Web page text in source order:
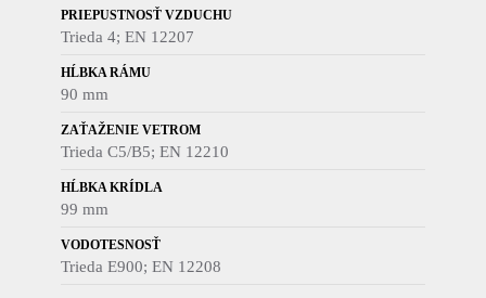
PRIEPUSTNOSŤ VZDUCHU
Trieda 4; EN 12207
HĹBKA RÁMU
90 mm
ZAŤAŽENIE VETROM
Trieda C5/B5; EN 12210
HĹBKA KRÍDLA
99 mm
VODOTESNOSŤ
Trieda E900; EN 12208